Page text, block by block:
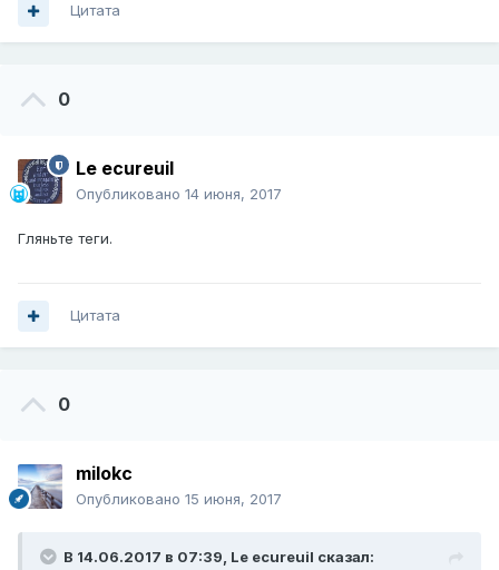
Цитата
0
Le ecureuil
Опубликовано 14 июня, 2017
Гляньте теги.
Цитата
0
milokc
Опубликовано 15 июня, 2017
В 14.06.2017 в 07:39, Le ecureuil сказал: